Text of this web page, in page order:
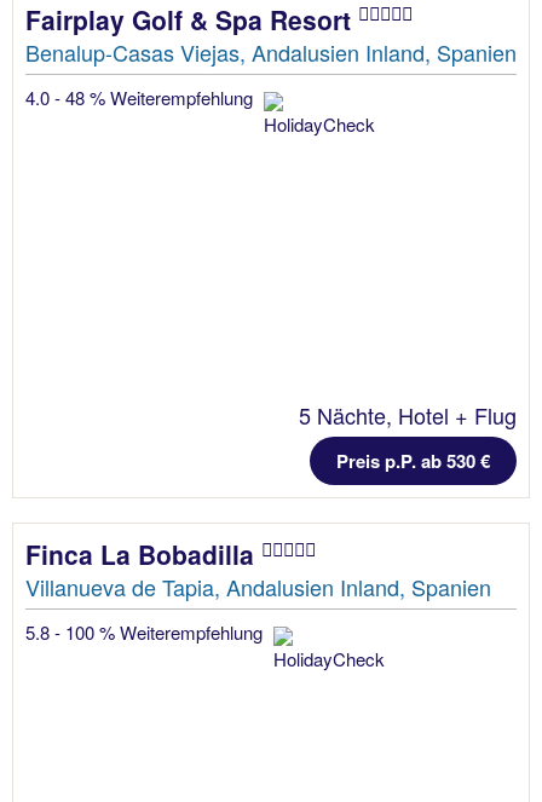
Fairplay Golf & Spa Resort
Benalup-Casas Viejas, Andalusien Inland, Spanien
4.0 - 48 % Weiterempfehlung
5 Nächte, Hotel + Flug
Preis p.P. ab 530 €
Finca La Bobadilla
Villanueva de Tapia, Andalusien Inland, Spanien
5.8 - 100 % Weiterempfehlung